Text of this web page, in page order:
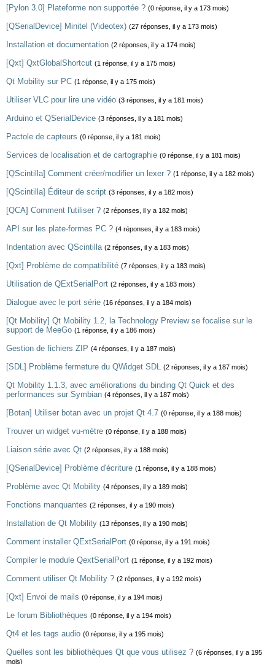
[Pylon 3.0] Plateforme non supportée ? (0 réponse, il y a 173 mois)
[QSerialDevice] Minitel (Videotex) (27 réponses, il y a 173 mois)
Installation et documentation (2 réponses, il y a 174 mois)
[Qxt] QxtGlobalShortcut (1 réponse, il y a 175 mois)
Qt Mobility sur PC (1 réponse, il y a 175 mois)
Utiliser VLC pour lire une vidéo (3 réponses, il y a 181 mois)
Arduino et QSerialDevice (3 réponses, il y a 181 mois)
Pactole de capteurs (0 réponse, il y a 181 mois)
Services de localisation et de cartographie (0 réponse, il y a 181 mois)
[QScintilla] Comment créer/modifier un lexer ? (1 réponse, il y a 182 mois)
[QScintilla] Éditeur de script (3 réponses, il y a 182 mois)
[QCA] Comment l'utiliser ? (2 réponses, il y a 182 mois)
API sur les plate-formes PC ? (4 réponses, il y a 183 mois)
Indentation avec QScintilla (2 réponses, il y a 183 mois)
[Qxt] Problème de compatibilité (7 réponses, il y a 183 mois)
Utilisation de QExtSerialPort (2 réponses, il y a 183 mois)
Dialogue avec le port série (16 réponses, il y a 184 mois)
[Qt Mobility] Qt Mobility 1.2, la Technology Preview se focalise sur le
support de MeeGo (1 réponse, il y a 186 mois)
Gestion de fichiers ZIP (4 réponses, il y a 187 mois)
[SDL] Problème fermeture du QWidget SDL (2 réponses, il y a 187 mois)
Qt Mobility 1.1.3, avec améliorations du binding Qt Quick et des
performances sur Symbian (4 réponses, il y a 187 mois)
[Botan] Utiliser botan avec un projet Qt 4.7 (0 réponse, il y a 188 mois)
Trouver un widget vu-mètre (0 réponse, il y a 188 mois)
Liaison série avec Qt (2 réponses, il y a 188 mois)
[QSerialDevice] Problème d'écriture (1 réponse, il y a 188 mois)
Problème avec Qt Mobility (4 réponses, il y a 189 mois)
Fonctions manquantes (2 réponses, il y a 190 mois)
Installation de Qt Mobility (13 réponses, il y a 190 mois)
Comment installer QExtSerialPort (0 réponse, il y a 191 mois)
Compiler le module QextSerialPort (1 réponse, il y a 192 mois)
Comment utiliser Qt Mobility ? (2 réponses, il y a 192 mois)
[Qxt] Envoi de mails (0 réponse, il y a 194 mois)
Le forum Bibliothèques (0 réponse, il y a 194 mois)
Qt4 et les tags audio (0 réponse, il y a 195 mois)
Quelles sont les bibliothèques Qt que vous utilisez ? (6 réponses, il y a 195
mois)